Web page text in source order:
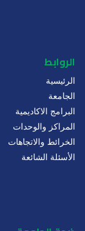
الروابط
الرئيسية
الجامعة
البرامج الاكاديمية
المراكز والوحدات
الخرائط والاتجاهات
الأسئلة الشائعة